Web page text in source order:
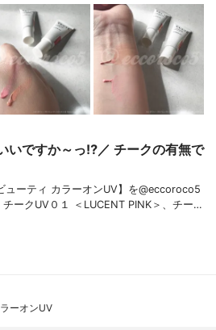
いですか～っ⁉／ チークの有無で
ューティ カラーオンUV】を@eccoroco5
ークUV０１ ＜LUCENT PINK＞、チー…
ーオンUV